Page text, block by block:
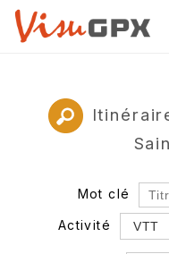
Mot clé
Activité